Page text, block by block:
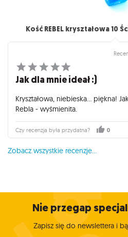
Kość REBEL kryształowa 10
Jak dla mnie ideał :)
Kryształowa, niebieska... piękna!
Rebla - wyśmienita.
Czy recenzja była przydatna? 0
Zobacz wszystkie recenzje...
Nie przegap
Zapisz się do newslettera i